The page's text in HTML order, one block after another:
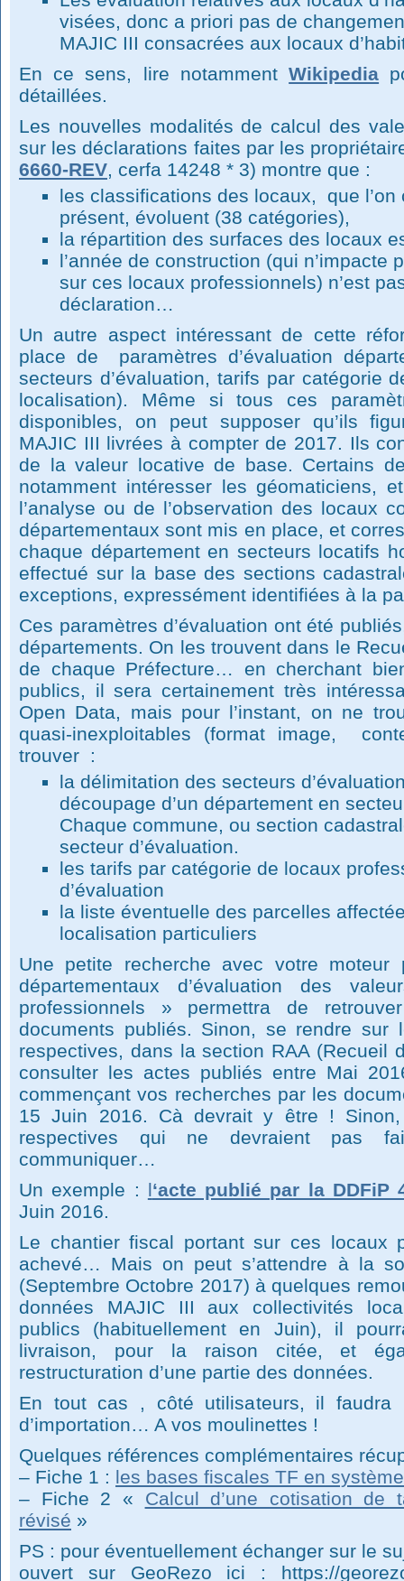
visées, donc a priori pas de
MAJIC III consacrées aux locaux
En ce sens, lire notammentWikipedia
détaillées.
Les nouvelles modalités de calcul des
sur les déclarations faites par les
6660-REV, cerfa 14248 * 3) montre que :
les classifications des locaux, que l’on
présent, évoluent (38 catégories),
la répartition des surfaces des locaux
l’année de construction (qui n’impacte
sur ces locaux professionnels) n’est
déclaration…
Un autre aspect intéressant de cette
place de paramètres d’évaluation
secteurs d’évaluation, tarifs par catégorie
localisation). Même si tous ces
disponibles, on peut supposer qu’ils
MAJIC III livrées à compter de 2017. Ils
de la valeur locative de base. Certains
notamment intéresser les géomaticiens,
l’analyse ou de l’observation des locaux
départementaux sont mis en place, et
chaque département en secteurs locatifs
effectué sur la base des sections
exceptions, expressément identifiées à la
Ces paramètres d’évaluation ont été
départements. On les trouvent dans le
de chaque Préfecture… en cherchant
publics, il sera certainement très
Open Data, mais pour l’instant, on ne
quasi-inexploitables (format image,
trouver :
la délimitation des secteurs
découpage d’un département en
Chaque commune, ou section
secteur d’évaluation.
les tarifs par catégorie de locaux
d’évaluation
la liste éventuelle des parcelles
localisation particuliers
Une petite recherche avec votre moteur
départementaux d’évaluation des
professionnels » permettra de
documents publiés. Sinon, se rendre sur
respectives, dans la section RAA (Recueil
consulter les actes publiés entre Mai
commençant vos recherches par les
15 Juin 2016. Cà devrait y être ! Sinon,
respectives qui ne devraient pas
communiquer…
Un exemple : l‘acte publié par la DDFiP
Juin 2016.
Le chantier fiscal portant sur ces locaux
achevé… Mais on peut s’attendre à la
(Septembre Octobre 2017) à quelques
données MAJIC III aux collectivités
publics (habituellement en Juin), il
livraison, pour la raison citée, et
restructuration d’une partie des données.
En tout cas , côté utilisateurs, il faudra
d’importation… A vos moulinettes !
Quelques références complémentaires
– Fiche 1 : les bases fiscales TF en
– Fiche 2 « Calcul d’une cotisation de
révisé »
PS : pour éventuellement échanger sur le
ouvert sur GeoRezo ici : https://